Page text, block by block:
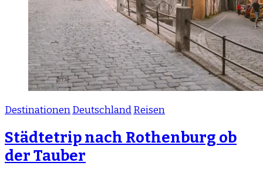
DestinationenDeutschlandReisen
Städtetrip nach Rothenburg ob
der Tauber